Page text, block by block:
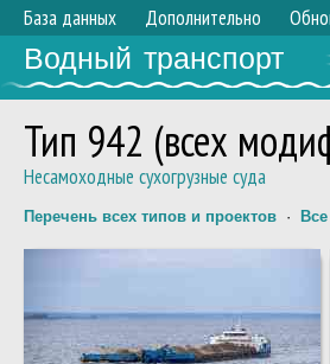
База данных Дополнительно
Водный транспорт
Тип 942 (всех
Несамоходные сухогрузные суда
Перечень всех типов и проектов ·